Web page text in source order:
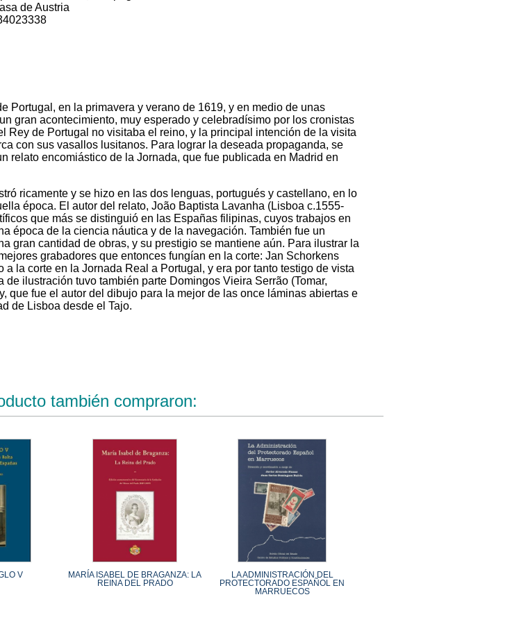
de Austria
Portugal, en la primavera y verano de 1619, y en medio de unas
gran acontecimiento, muy esperado y celebradísimo por los cronistas
Rey de Portugal no visitaba el reino, y la principal intención de la visita
con sus vasallos lusitanos. Para lograr la deseada propaganda, se
relato encomiástico de la Jornada, que fue publicada en Madrid en
ricamente y se hizo en las dos lenguas, portugués y castellano, en lo
época. El autor del relato, João Baptista Lavanha (Lisboa c.1555-
que más se distinguió en las Españas filipinas, cuyos trabajos en
época de la ciencia náutica y de la navegación. También fue un
gran cantidad de obras, y su prestigio se mantiene aún. Para ilustrar la
grabadores que entonces fungían en la corte: Jan Schorkens
la corte en la Jornada Real a Portugal, y era por tanto testigo de vista
ilustración tuvo también parte Domingos Vieira Serrão (Tomar,
que fue el autor del dibujo para la mejor de las once láminas abiertas e
de Lisboa desde el Tajo.
también compraron:
V
MARÍA ISABEL DE BRAGANZA: LA
REINA DEL PRADO
LA ADMINISTRACIÓN DEL
PROTECTORADO ESPAÑOL EN
MARRUECOS